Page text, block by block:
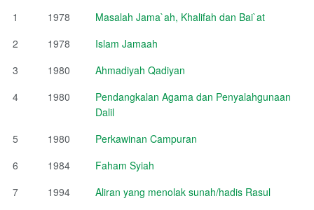
1
1978
Masalah Jama`ah, Khalifah dan Bai`at
2
1978
Islam Jamaah
3
1980
Ahmadiyah Qadiyan
4
1980
Pendangkalan Agama dan Penyalahgunaan
Dalil
5
1980
Perkawinan Campuran
6
1984
Faham Syiah
7
1994
Aliran yang menolak sunah/hadis Rasul